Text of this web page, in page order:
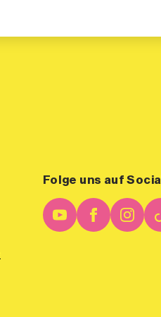
Folge uns auf